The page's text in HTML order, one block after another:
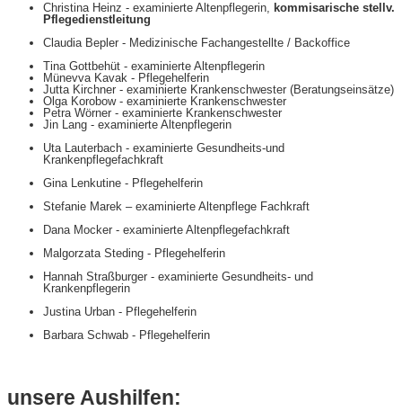
Christina Heinz - examinierte Altenpflegerin, kommisarische stellv.
Pflegedienstleitung
Claudia Bepler - Medizinische Fachangestellte / Backoffice
Tina Gottbehüt - examinierte Altenpflegerin
Münevva Kavak - Pflegehelferin
Jutta Kirchner - examinierte Krankenschwester (Beratungseinsätze)
Olga Korobow - examinierte Krankenschwester
Petra Wörner - examinierte Krankenschwester
Jin Lang - examinierte Altenpflegerin
Uta Lauterbach - examinierte Gesundheits-und
Krankenpflegefachkraft
Gina Lenkutine - Pflegehelferin
Stefanie Marek – examinierte Altenpflege Fachkraft
Dana Mocker - examinierte Altenpflegefachkraft
Malgorzata Steding - Pflegehelferin
Hannah Straßburger - examinierte Gesundheits- und
Krankenpflegerin
Justina Urban - Pflegehelferin
Barbara Schwab - Pflegehelferin
unsere Aushilfen: